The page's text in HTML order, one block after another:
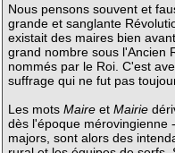
Nous pensons souvent et
grande et sanglante
existait des maires bien
grand nombre sous l'Ancien
nommés par le Roi. C'est
suffrage qui ne fut pas
Les mots Maireet Mairie
dès l'époque mérovingienne
majors, sont alors des